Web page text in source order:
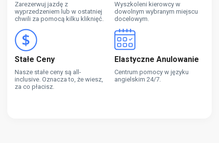
Zarezerwuj jazdę z
wyprzedzeniem lub w ostatniej
chwili za pomocą kilku kliknięć.
Wyszkoleni kierowcy w
dowolnym wybranym miejscu
docelowym.
Stałe Ceny
Nasze stałe ceny są all-
inclusive. Oznacza to, że wiesz,
za co płacisz.
Elastyczne Anulowanie
Centrum pomocy w języku
angielskim 24/7.